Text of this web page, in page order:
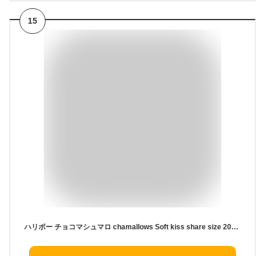
15
ハリボー チョコマシュマロ chamallows Soft kiss share size 200g (1袋)